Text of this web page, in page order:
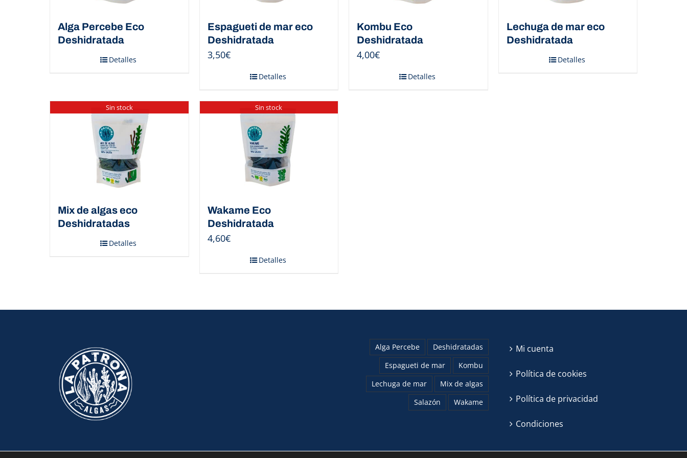
Alga Percebe Eco
Deshidratada
Detalles
Espagueti de mar eco
Deshidratada
3,50€
Detalles
Kombu Eco
Deshidratada
4,00€
Detalles
Lechuga de mar eco
Deshidratada
Detalles
Sin stock
Mix de algas eco
Deshidratadas
Detalles
Sin stock
Wakame Eco
Deshidratada
4,60€
Detalles
Alga Percebe
Deshidratadas
Espagueti de mar
Kombu
Lechuga de mar
Mix de algas
Salazón
Wakame
Mi cuenta
Política de cookies
Política de privacidad
Condiciones